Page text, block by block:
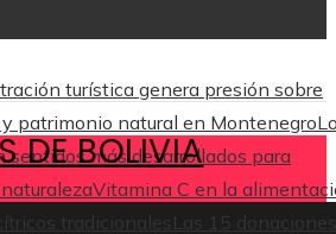
turística genera presión sobre
patrimonio natural en Montenegro
sentidos más desarrollados para
Vitamina C en la
tradicionales
Las 15 donaciones
DE BOLIVIA